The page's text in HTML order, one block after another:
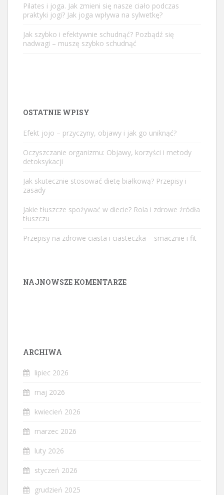
Pilates i joga. Jak zmieni się nasze ciało podczas
praktyki jogi? Jak joga wpływa na sylwetkę?
Jak szybko i efektywnie schudnąć? Pozbądź się
nadwagi – muszę szybko schudnąć
OSTATNIE WPISY
Efekt jojo – przyczyny, objawy i jak go uniknąć?
Oczyszczanie organizmu: Objawy, korzyści i metody
detoksykacji
Jak skutecznie stosować dietę białkową? Przepisy i
zasady
Jakie tłuszcze spożywać w diecie? Rola i zdrowe źródła
tłuszczu
Przepisy na zdrowe ciasta i ciasteczka – smacznie i fit
NAJNOWSZE KOMENTARZE
ARCHIWA
lipiec 2026
maj 2026
kwiecień 2026
marzec 2026
luty 2026
styczeń 2026
grudzień 2025